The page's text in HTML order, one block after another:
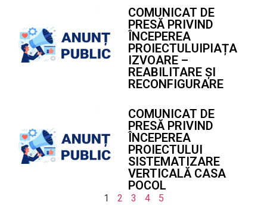
COMUNICAT DE
PRESĂ PRIVIND
ÎNCEPEREA
PROIECTULUIPIAȚA
IZVOARE –
REABILITARE ȘI
RECONFIGURARE
COMUNICAT DE
PRESĂ PRIVIND
ÎNCEPEREA
PROIECTULUI
SISTEMATIZARE
VERTICALĂ CASA
POCOL
1 2 3 4 5